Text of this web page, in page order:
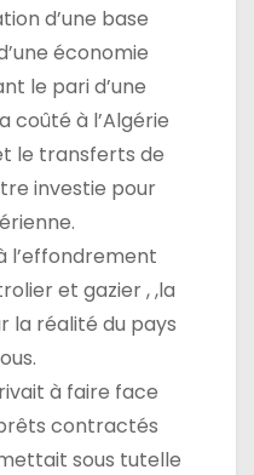
d’une base
économie
le pari d’une
coûté à l’Algérie
le transferts de
investie pour
l’effondrement
et gazier , ,la
la réalité du pays
à faire face
contractés
sous tutelle